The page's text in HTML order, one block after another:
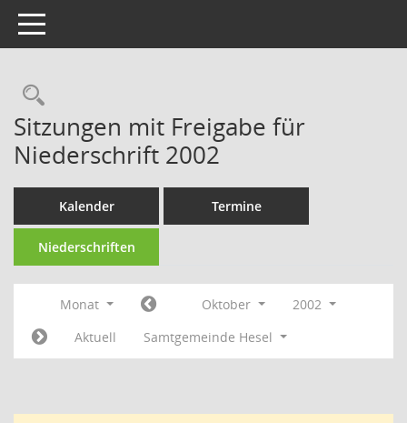
Toggle navigation
Rechercheauswahl
Sitzungen mit Freigabe für
Niederschrift 2002
Kalender Termine
Niederschriften
Monat Oktober
2002
Aktuell
Samtgemeinde Hesel